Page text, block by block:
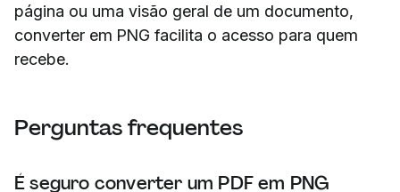
página ou uma visão geral de um documento,
converter em PNG facilita o acesso para quem
recebe.
Perguntas frequentes
É seguro converter um PDF em PNG